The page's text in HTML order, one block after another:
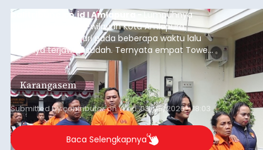
balitribune.co.id I Amlapura -Lumpuhnya
jaringan internet di wilayah Kota Amlapura
selama berhari-hari pada beberapa waktu lalu
akhirnya terjawab sudah. Ternyata empat Tower
BTS Seluler yang berada di lokasi berbeda di
wilayah Karangasem telah dibobol maling,
dimana bagian modul penguat signal yang
berada di Tower BTS Seluler itu hilang dicuri.
Karangasem
Submitted bycontributoronWed, 08/05/2026 - 18:03
Baca Selengkapnya